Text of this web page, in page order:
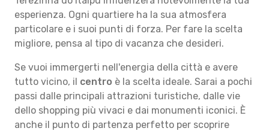
esperienza. Ogni quartiere ha la sua atmosfera
particolare e i suoi punti di forza. Per fare la scelta
migliore, pensa al tipo di vacanza che desideri.
Se vuoi immergerti nell'energia della città e avere
tutto vicino, il centro è la scelta ideale. Sarai a pochi
passi dalle principali attrazioni turistiche, dalle vie
dello shopping più vivaci e dai monumenti iconici. È
anche il punto di partenza perfetto per scoprire